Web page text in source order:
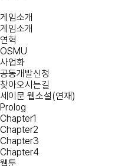
게임소개
게임소개
연혁
OSMU
사업화
공동개발신청
찾아오시는길
세이문 웹소설(연재)
Prolog
Chapter1
Chapter2
Chapter3
Chapter4
웹툰